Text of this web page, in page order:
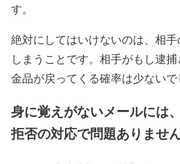
す。
絶対にしてはいけないのは、相
しまうことです。相手がもし逮
金品が戻ってくる確率は少ないで
身に覚えがないメールには
拒否の対応で問題ありません